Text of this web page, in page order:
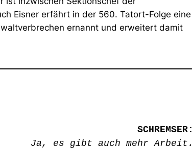
Eisner erfährt in der 560. Tatort-Folge eine
ernannt und erweitert damit
SCHREMSER:
Ja, es gibt auch mehr Arbeit.